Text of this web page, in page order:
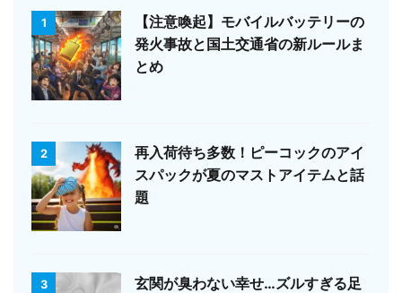
1
【注意喚起】モバイルバッテリーの
発火事故と国土交通省の新ルールま
とめ
2
再入荷待ち多数！ピーコックのアイ
スパックが夏のマストアイテムと話
題
3
玄関が臭わない幸せ…ズルすぎる足